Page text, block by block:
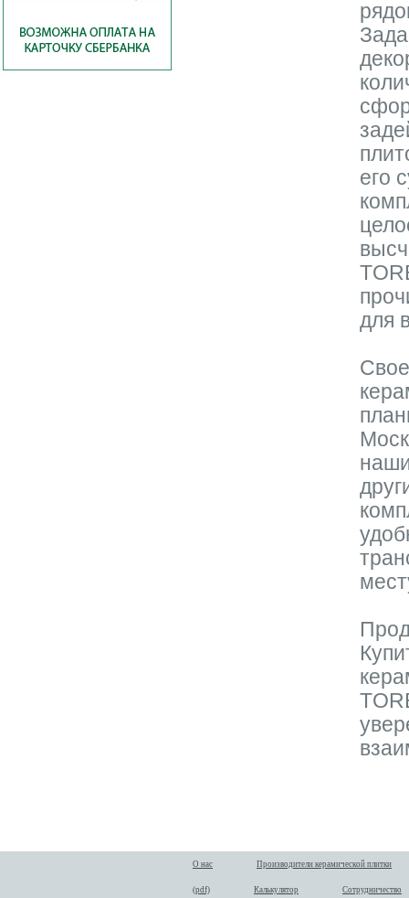
его
для
О нас Производители керамической плитки
(pdf) Калькулятор Сотрудничество